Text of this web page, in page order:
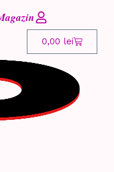
0,00 lei